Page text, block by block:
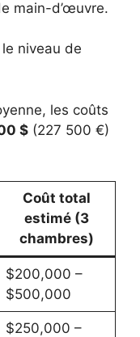
main-d’œuvre.
niveau de
les coûts
$ (227 500 €)
Coût total
estimé (3
chambres)
$200,000 –
$500,000
$250,000 –